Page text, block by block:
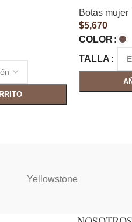
Botas mujer
$5,670
COLOR
TALLA
Yellowstone